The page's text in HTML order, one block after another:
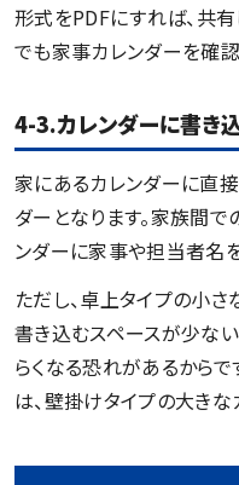
形式をPDFにすれば、共
でも家事カレンダーを確認
4-3.カレンダーに書き
家にあるカレンダーに直
ダーとなります。家族間
ンダーに家事や担当者名
ただし、卓上タイプの小
書き込むスペースが少な
らくなる恐れがあるから
は、壁掛けタイプの大きな